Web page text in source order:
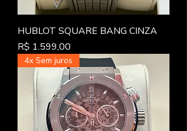
HUBLOT SQUARE BANG CINZA
Preço
R$ 1.599,00
4x Sem juros